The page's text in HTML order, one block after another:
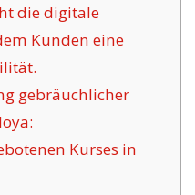
die digitale
Kunden eine
gebräuchlicher
Kurses in